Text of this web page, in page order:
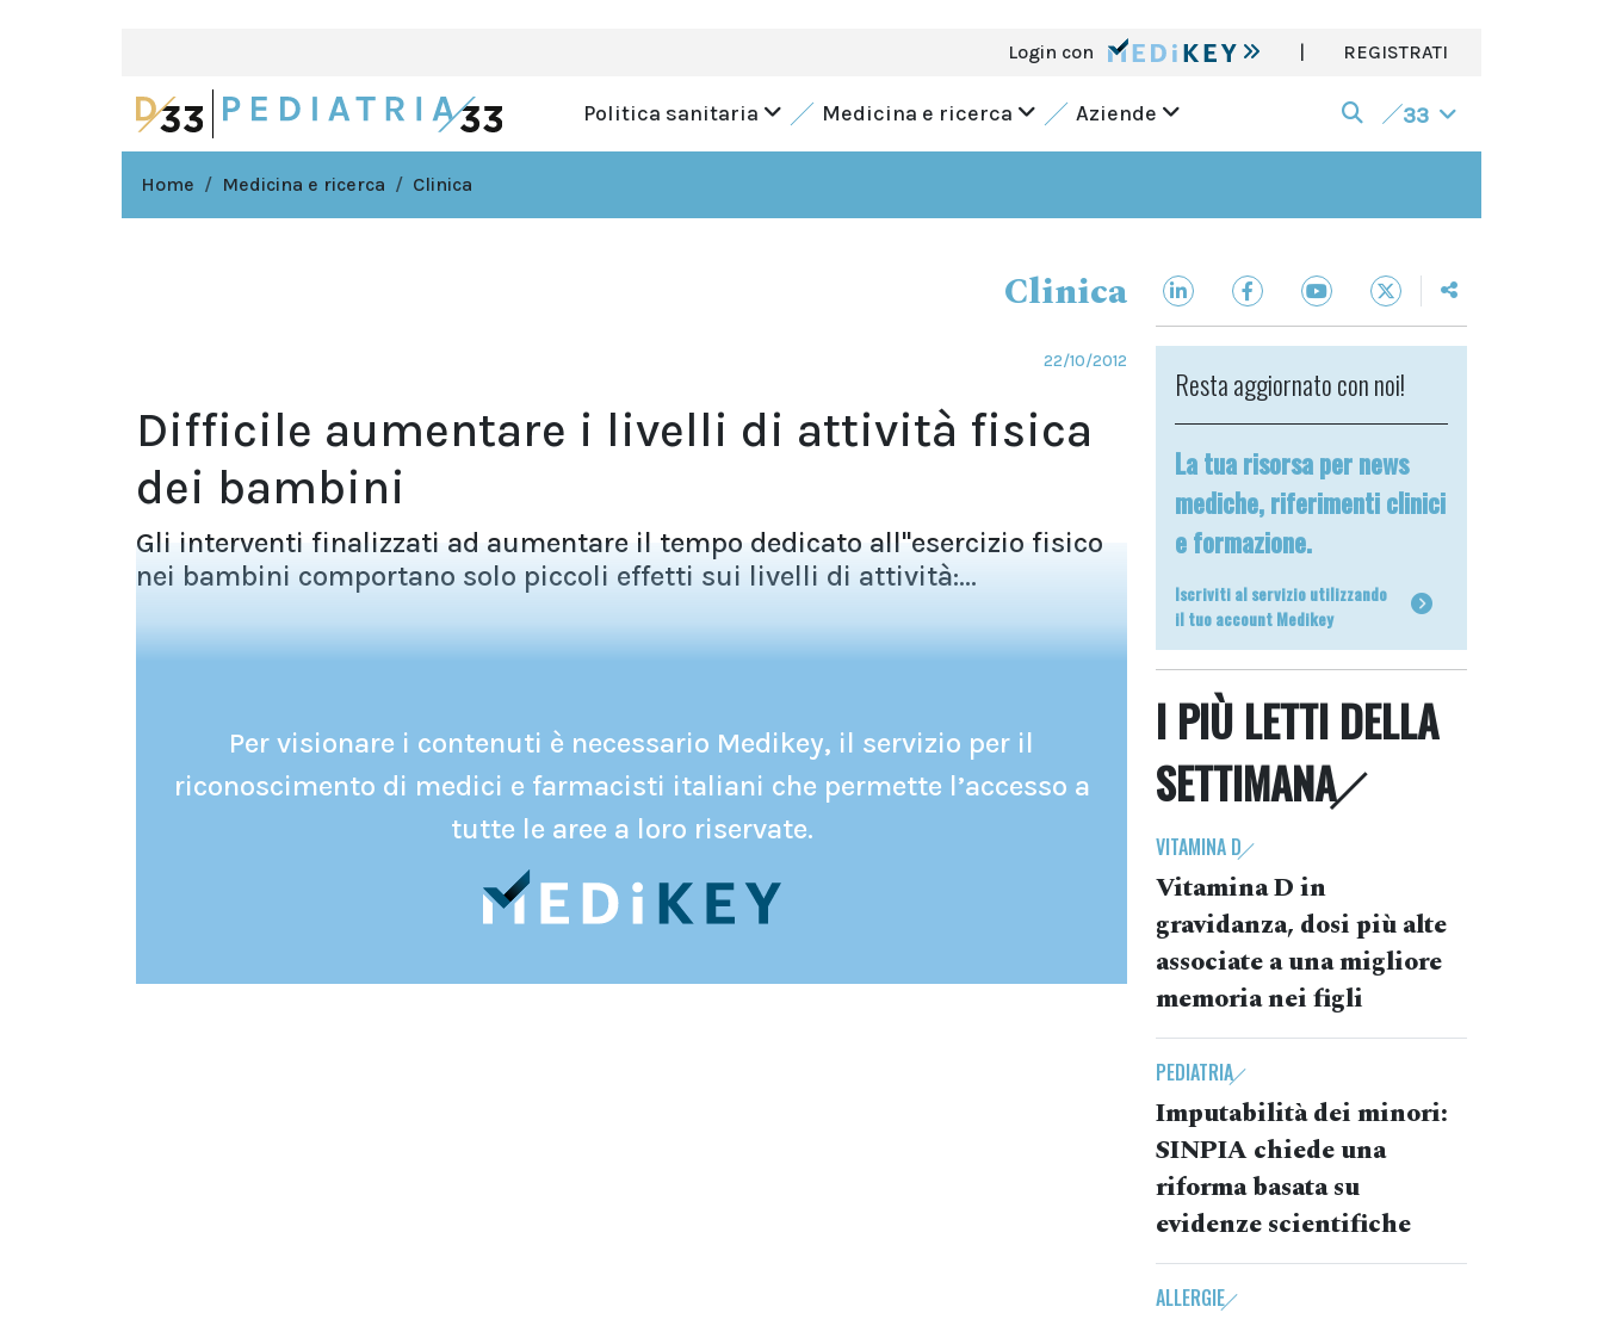
Login con | REGISTRATI
Politica sanitaria Medicina e ricerca Aziende 33
Home Medicina e ricerca Clinica
Clinica
22/10/2012
Difficile aumentare i livelli di attività fisica
dei bambini
Gli interventi finalizzati ad aumentare il tempo dedicato all''esercizio fisico
nei bambini comportano solo piccoli effetti sui livelli di attività:...
Per visionare i contenuti è necessario Medikey, il servizio per il
riconoscimento di medici e farmacisti italiani che permette l’accesso a
tutte le aree a loro riservate.
Resta aggiornato con noi!
La tua risorsa per news
mediche, riferimenti clinici
e formazione.
Iscriviti al servizio utilizzando
il tuo account Medikey
I PIÙ LETTI DELLA
SETTIMANA
VITAMINA D
Vitamina D in
gravidanza, dosi più alte
associate a una migliore
memoria nei figli
PEDIATRIA
Imputabilità dei minori:
SINPIA chiede una
riforma basata su
evidenze scientifiche
ALLERGIE